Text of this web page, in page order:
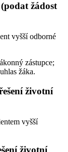
žádost
vyšší odborné
zástupce;
žáka.
životní
vyšší
životní